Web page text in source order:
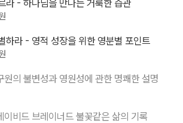
라 - 하나님을 만나는 거룩한 습관
하라 - 영적 성장을 위한 영분별 포인트
원의 불변성과 영원성에 관한 명쾌한 설명
비드 브레이너드 불꽃같은 삶의 기록